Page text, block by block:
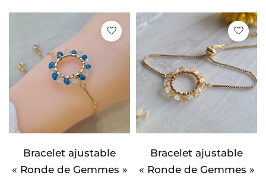
Bracelet ajustable
« Ronde de Gemmes »
Bracelet ajustable
« Ronde de Gemmes »